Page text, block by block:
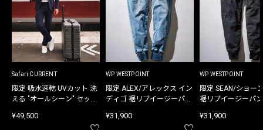
Safari CURRENT
限定 吸水速乾 UVカット 洗
える "オールシーン" セット
¥49,500
WP WESTPOINT
限定 ALEX/アレックス イン
ディゴ 裾リブイージーパン
¥31,900
WP WESTPOINT
限定 SEAN/ショー
裾リブイージーパ
¥31,900